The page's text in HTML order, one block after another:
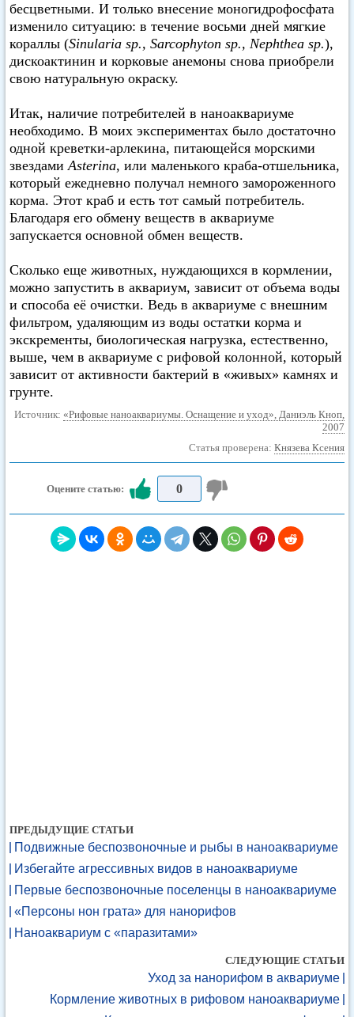
бесцветными. И только внесение моногидрофосфата
изменило ситуацию: в течение восьми дней мягкие
кораллы (Sinularia sp., Sarcophyton sp., Nephthea sp.),
дискоактинин и корковые анемоны снова приобрели
свою натуральную окраску.
Итак, наличие потребителей в наноаквариуме
необходимо. В моих экспериментах было достаточно
одной креветки-арлекина, питающейся морскими
звездамиAsterina, или маленького краба-отшельника,
который ежедневно получал немного замороженного
корма. Этот краб и есть тот самый потребитель.
Благодаря его обмену веществ в аквариуме
запускается основной обмен веществ.
Сколько еще животных, нуждающихся в кормлении,
можно запустить в аквариум, зависит от объема воды
и способа её очистки. Ведь в аквариуме с внешним
фильтром, удаляющим из воды остатки корма и
экскременты, биологическая нагрузка, естественно,
выше, чем в аквариуме с рифовой колонной, который
зависит от активности бактерий в «живых» камнях и
грунте.
Источник: «Рифовые наноаквариумы. Оснащение и уход», Даниэль Кноп,
2007
Статья проверена: Князева Ксения
Оцените статью: 0
ПРЕДЫДУЩИЕ СТАТЬИ
Подвижные беспозвоночные и рыбы в наноаквариуме
Избегайте агрессивных видов в наноаквариуме
Первые беспозвоночные поселенцы в наноаквариуме
«Персоны нон грата» для нанорифов
Наноаквариум с «паразитами»
СЛЕДУЮЩИЕ СТАТЬИ
Уход за нанорифом в аквариуме
Кормление животных в рифовом наноаквариуме